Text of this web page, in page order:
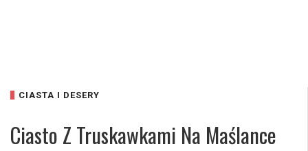
CIASTA I DESERY
Ciasto Z Truskawkami Na Maślance